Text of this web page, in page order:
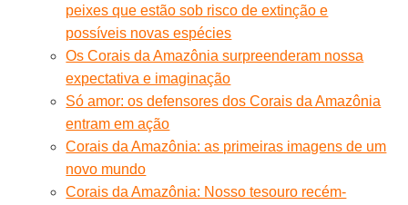
peixes que estão sob risco de extinção e
possíveis novas espécies
Os Corais da Amazônia surpreenderam nossa
expectativa e imaginação
Só amor: os defensores dos Corais da Amazônia
entram em ação
Corais da Amazônia: as primeiras imagens de um
novo mundo
Corais da Amazônia: Nosso tesouro recém-